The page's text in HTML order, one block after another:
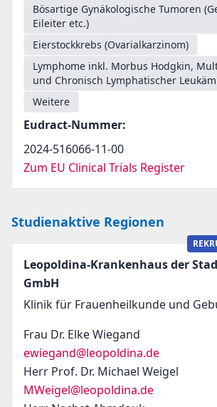
Bösartige Gynäkologische Tumoren
Eileiter etc.)
Eierstockkrebs (Ovarialkarzinom)
Lymphome inkl. Morbus Hodgkin,
und Chronisch Lymphatischer
Weitere
Eudract-Nummer:
2024-516066-11-00
Zum EU Clinical Trials Register
Studienaktive Regionen
Leopoldina-Krankenhaus der
GmbH
Klinik für Frauenheilkunde und
Frau Dr. Elke Wiegand
ewiegand@leopoldina.de
Herr Prof. Dr. Michael Weigel
MWeigel@leopoldina.de